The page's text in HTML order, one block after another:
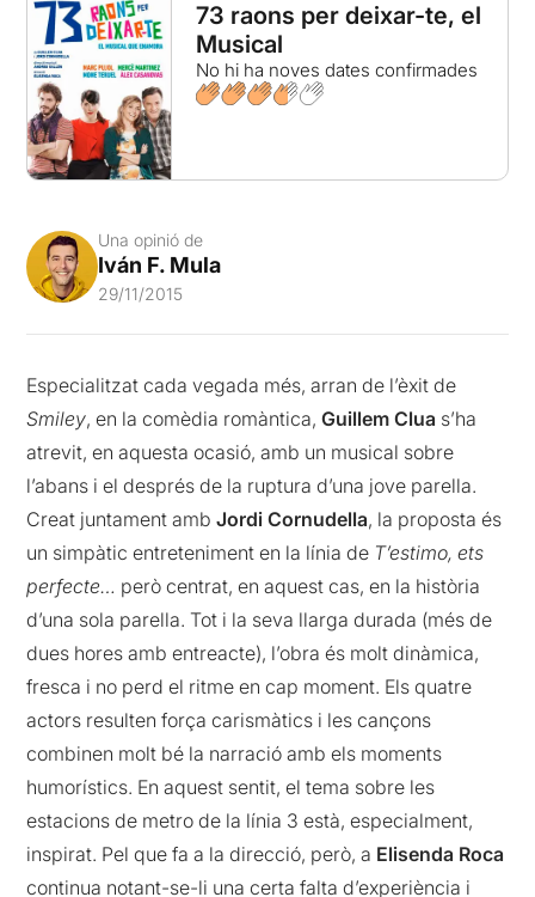
73 raons per deixar-te, el
Musical
No hi ha noves dates confirmades
Una opinió de
Iván F. Mula
29/11/2015
Especialitzat cada vegada més, arran de l’èxit de
Smiley, en la comèdia romàntica,Guillem Clua s’ha
atrevit, en aquesta ocasió, amb un musical sobre
l’abans i el després de la ruptura d’una jove parella.
Creat juntament ambJordi Cornudella, la proposta és
un simpàtic entreteniment en la línia de T’estimo, ets
perfecte… però centrat, en aquest cas, en la història
d’una sola parella. Tot i la seva llarga durada (més de
dues hores amb entreacte), l’obra és molt dinàmica,
fresca i no perd el ritme en cap moment. Els quatre
actors resulten força carismàtics i les cançons
combinen molt bé la narració amb els moments
humorístics. En aquest sentit, el tema sobre les
estacions de metro de la línia 3 està, especialment,
inspirat. Pel que fa a la direcció, però, a Elisenda Roca
continua notant-se-li una certa falta d’experiència i